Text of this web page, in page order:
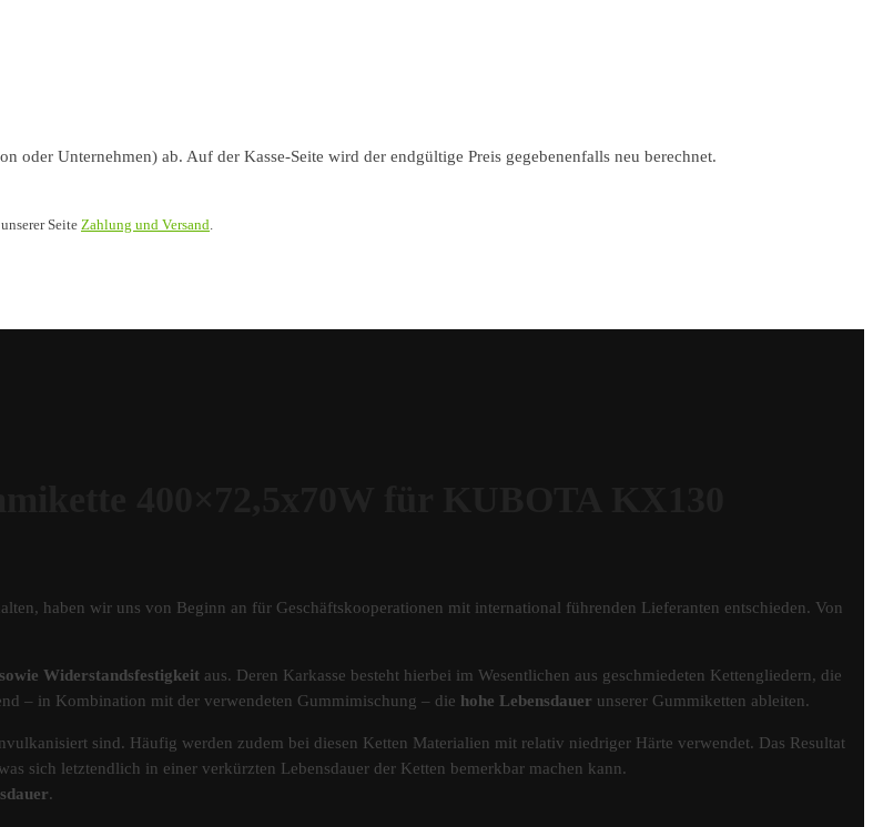
oder Unternehmen) ab. Auf der Kasse-Seite wird der endgültige Preis gegebenenfalls neu berechnet.
Seite Zahlung und Versand
haben wir uns von Beginn an für Geschäftskooperationen mit international führenden Lieferanten entschieden. Von
Widerstandsfestigkeit aus. Deren Karkasse besteht hierbei im Wesentlichen aus geschmiedeten Kettengliedern, die
– in Kombination mit der verwendeten Gummimischung – die hohe Lebensdauer unserer Gummiketten ableiten.
sind. Häufig werden zudem bei diesen Ketten Materialien mit relativ niedriger Härte verwendet. Das Resultat
sich letztendlich in einer verkürzten Lebensdauer der Ketten bemerkbar machen kann.
.